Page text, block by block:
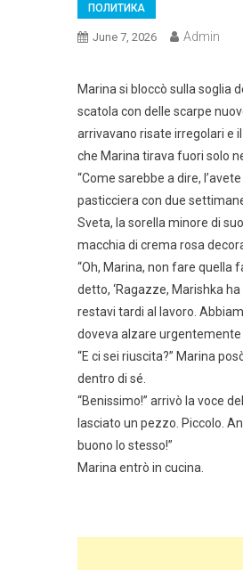
ПОЛИТИКА
June 7, 2026 Admin
Marina si bloccò sulla soglia
scatola con delle scarpe
arrivavano risate irregolari e
che Marina tirava fuori solo
“Come sarebbe a dire,
pasticciera con due
Sveta, la sorella minore di
macchia di crema rosa
“Oh, Marina, non fare quella
detto, ‘Ragazze, Marishka
restavi tardi al lavoro.
doveva alzare urgentemente
“E ci sei riuscita?” Marina
dentro di sé.
“Benissimo!” arrivò la voce
lasciato un pezzo. Piccolo.
buono lo stesso!”
Marina entrò in cucina.